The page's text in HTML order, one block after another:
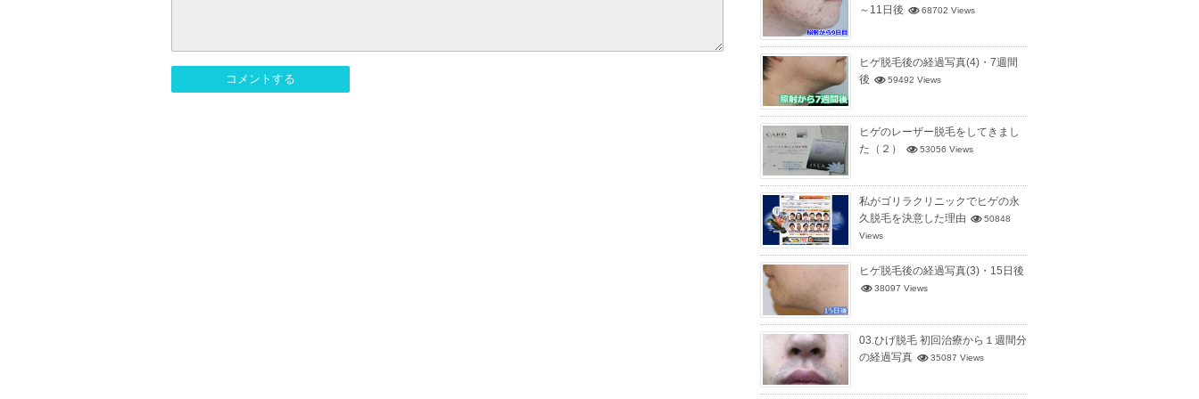
～11日後 68702 Views
ヒゲ脱毛後の経過写真(4)・7週間
後
59492 Views
ヒゲのレーザー脱毛をしてきまし
た（２）
53056 Views
私がゴリラクリニックでヒゲの永
久脱毛を決意した理由
50848
Views
ヒゲ脱毛後の経過写真(3)・15日後
38097 Views
03.ひげ脱毛 初回治療から１週間分
の経過写真
35087 Views